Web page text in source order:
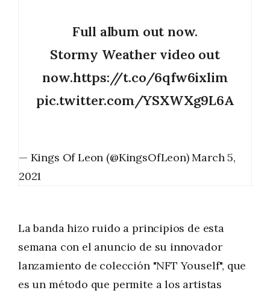
Full album out now.
Stormy Weather video out
now.https://t.co/6qfw6ixlim
pic.twitter.com/YSXWXg9L6A
— Kings Of Leon (@KingsOfLeon)March 5,
2021
La banda hizo ruido a principios de esta
semana con el anuncio de su innovador
lanzamiento de colección "NFT Youself", que
es un método que permite a los artistas